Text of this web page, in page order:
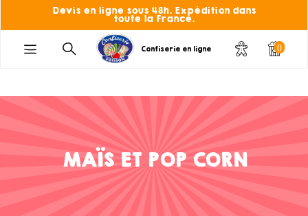
Devis en ligne sous 48h. Expédition dans
toute la France.
Confiserie en ligne 0
MAÏS ET POP CORN